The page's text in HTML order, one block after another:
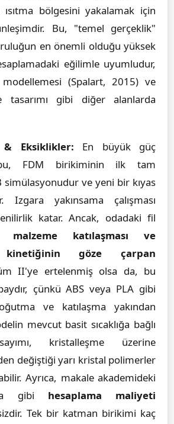
bölgesini yakalamak için
Bu, "temel gerçeklik"
en önemli olduğu yüksek
eğilimle uyumludur,
modellemesi (Spalart, 2015) ve
tasarımı gibi diğer alanlarda
Eksiklikler: En büyük güç
bu, FDM birikiminin ilk tam
ve yeni bir kıyas
Izgara yakınsama çalışması
katar. Ancak, odadaki fil
malzeme katılaşması ve
kinetiğinin göze çarpan
II'ye ertelenmiş olsa da, bu
çünkü ABS veya PLA gibi
ve katılaşma yakından
mevcut basit sıcaklığa bağlı
kristalleşme üzerine
değiştiği yarı kristal polimerler
Ayrıca, makale akademideki
gibi hesaplama maliyeti
Tek bir katman birikimi kaç